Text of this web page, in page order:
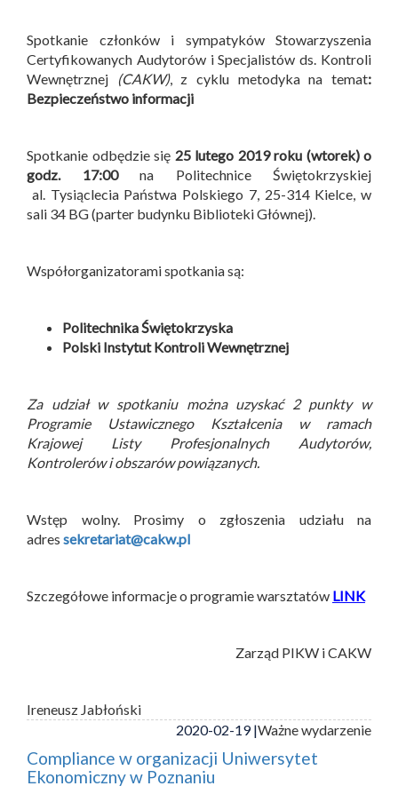
Spotkanie członków i sympatyków Stowarzyszenia
Certyfikowanych Audytorów i Specjalistów ds. Kontroli
Wewnętrznej
(CAKW), z cyklu metodyka na temat:
Bezpieczeństwo informacji
Spotkanie odbędzie się 25 lutego 2019 roku (wtorek) o
godz. 17:00na Politechnice Świętokrzyskiej
al. Tysiąclecia Państwa Polskiego 7, 25-314 Kielce, w
sali 34 BG (parter budynku Biblioteki Głównej).
Współorganizatorami spotkania są:
Politechnika Świętokrzyska
Polski Instytut Kontroli Wewnętrznej
Za udział w spotkaniu można uzyskać 2 punkty w
Programie Ustawicznego Kształcenia w ramach
Krajowej Listy Profesjonalnych Audytorów,
Kontrolerów i obszarów powiązanych.
Wstęp wolny. Prosimy o zgłoszenia udziału na
adres sekretariat@cakw.pl
Szczegółowe informacje o programie warsztatów LINK
Zarząd PIKW i CAKW
Ireneusz Jabłoński
2020-02-19 |Ważne wydarzenie
Compliance w organizacji Uniwersytet
Ekonomiczny w Poznaniu